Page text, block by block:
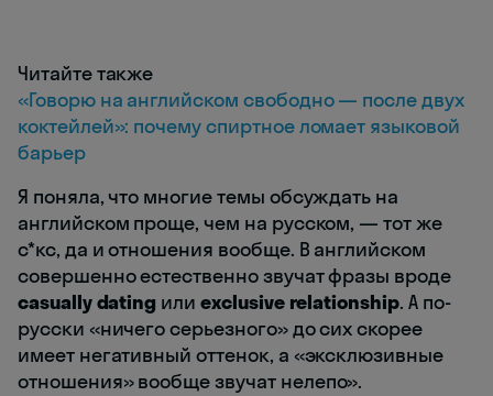
Читайте также
«Говорю на английском свободно — после двух
коктейлей»: почему спиртное ломает языковой
барьер
Я поняла, что многие темы обсуждать на
английском проще, чем на русском, — тот же
с*кс, да и отношения вообще. В английском
совершенно естественно звучат фразы вроде
casually dating или exclusive relationship. А по-
русски «ничего серьезного» до сих скорее
имеет негативный оттенок, а «эксклюзивные
отношения» вообще звучат нелепо».